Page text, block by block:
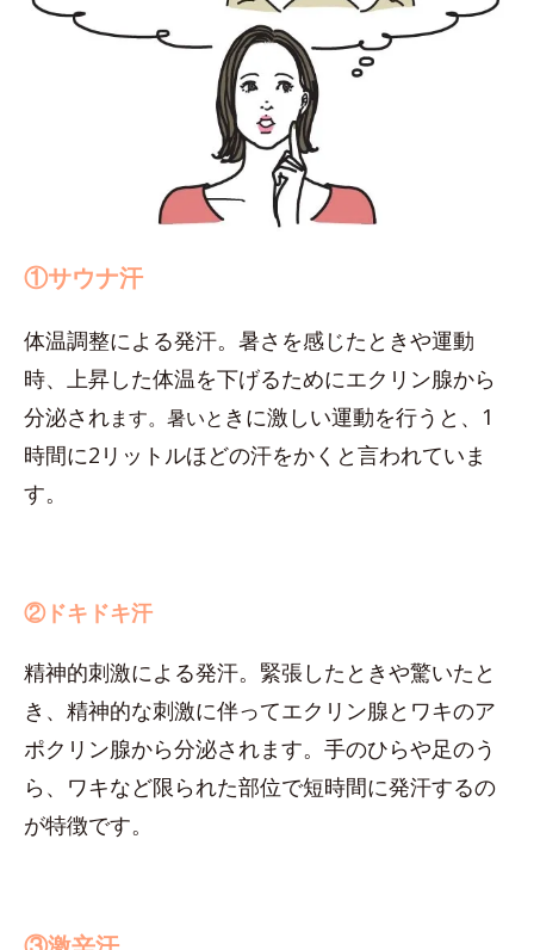
①サウナ汗
体温調整による発汗。暑さを感じたときや運動
時、上昇した体温を下げるためにエクリン腺から
分泌されます。暑いと きに激しい運動を行うと、1
時間に2リットルほどの汗をかくと言われていま
す。
②ドキドキ汗
精神的刺激による発汗。緊張したときや驚いたと
き、精神的な刺激に伴ってエクリン腺とワキのア
ポクリン腺から分泌されます。手のひらや足のう
ら、ワキなど限られた部位で短時間に発汗するの
が特徴です。